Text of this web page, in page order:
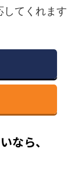
してくれます
なら、